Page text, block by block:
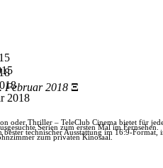
2018
Februar 2018 Ξ
oder Thriller – TeleClub Cinema bietet für
Serien zum ersten Mal im Fernsehen.
technischer Ausstattung im 16:9-
zum privaten Kinosaal.